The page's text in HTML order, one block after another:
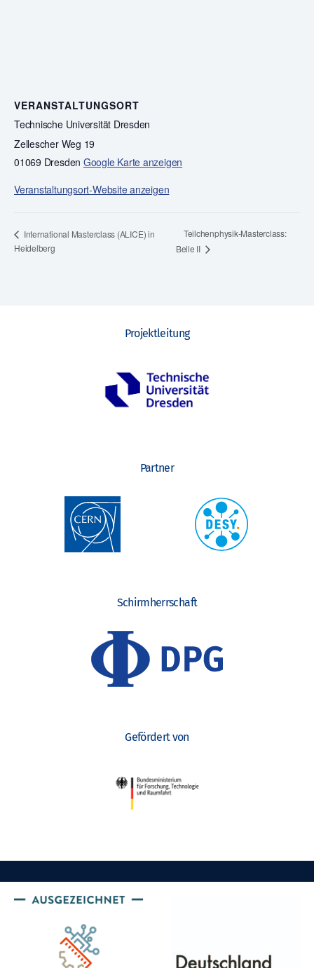
VERANSTALTUNGSORT
Technische Universität Dresden
Zellescher Weg 19
01069 Dresden Google Karte anzeigen
Veranstaltungsort-Website anzeigen
International Masterclass (ALICE) in
Heidelberg
Teilchenphysik-Masterclass:
Belle II
Projektleitung
Partner
Schirmherrschaft
Gefördert von